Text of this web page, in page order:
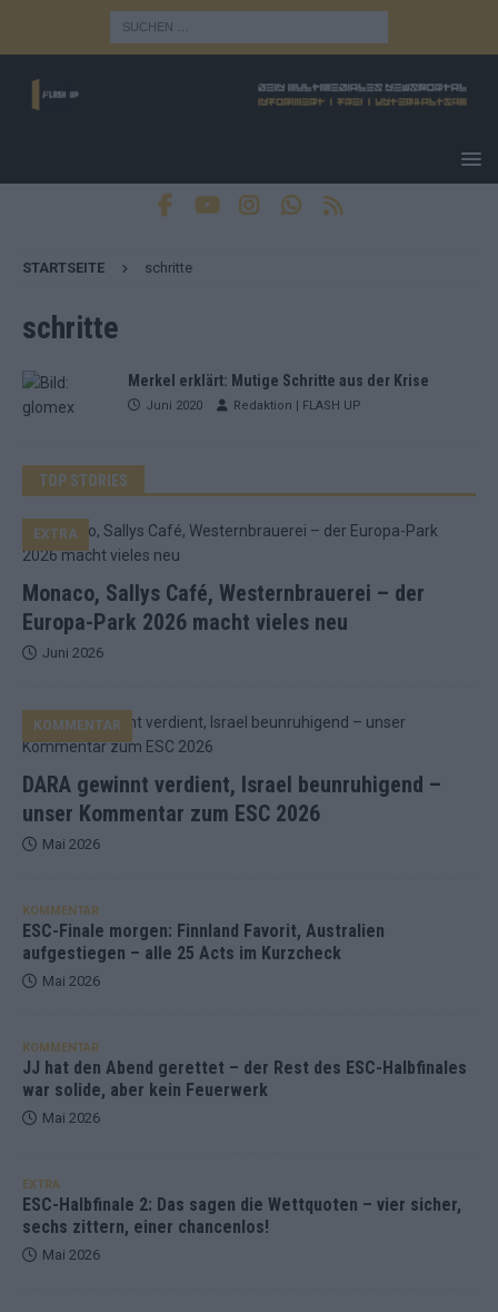
STARTSEITE schritte
schritte
Merkel erklärt: Mutige Schritte aus der Krise
Juni 2020 Redaktion | FLASH UP
TOP STORIES
Monaco, Sallys Café, Westernbrauerei – der
Europa-Park 2026 macht vieles neu
EXTRA
Juni 2026
DARA gewinnt verdient, Israel beunruhigend –
unser Kommentar zum ESC 2026
KOMMENTAR
Mai 2026
KOMMENTAR
ESC-Finale morgen: Finnland Favorit, Australien
aufgestiegen – alle 25 Acts im Kurzcheck
Mai 2026
KOMMENTAR
JJ hat den Abend gerettet – der Rest des ESC-Halbfinales
war solide, aber kein Feuerwerk
Mai 2026
EXTRA
ESC-Halbfinale 2: Das sagen die Wettquoten – vier sicher,
sechs zittern, einer chancenlos!
Mai 2026